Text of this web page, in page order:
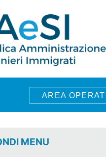
AREA
MENU